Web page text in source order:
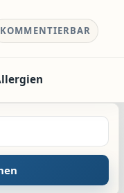
KOMMENTIERBAR